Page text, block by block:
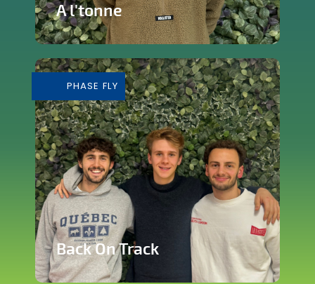
A l'tonne
cœur de Silly
En savoir plus
PHASE FLY
Back On Track